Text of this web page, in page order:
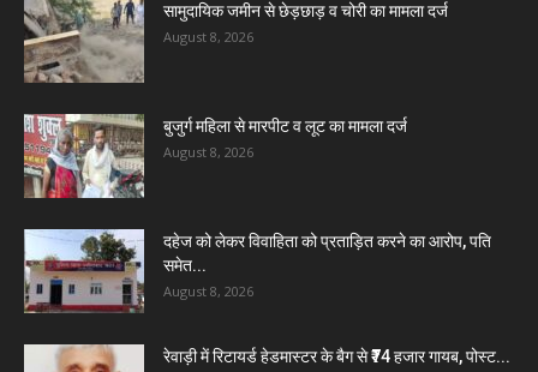
सामुदायिक जमीन से छेड़छाड़ व चोरी का मामला दर्ज
August 8, 2026
बुजुर्ग महिला से मारपीट व लूट का मामला दर्ज
August 8, 2026
दहेज को लेकर विवाहिता को प्रताड़ित करने का आरोप, पति
समेत...
August 8, 2026
रेवाड़ी में रिटायर्ड हेडमास्टर के बैग से ₹74 हजार गायब, पोस्ट...